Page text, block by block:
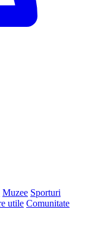
Muzee Sporturi
utile Comunitate